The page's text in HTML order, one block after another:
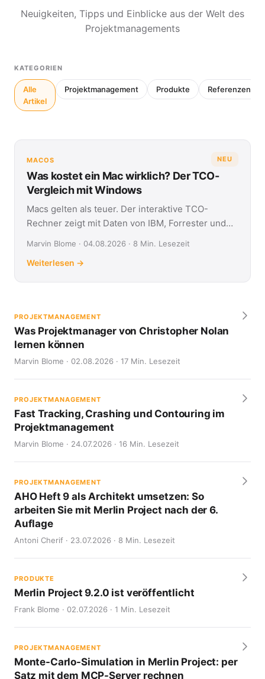
Neuigkeiten, Tipps und Einblicke aus der Welt des
Projektmanagements
KATEGORIEN
Alle
Artikel
Projektmanagement Produkte Referenzen
NEU
MACOS
Was kostet ein Mac wirklich? Der TCO-
Vergleich mit Windows
Macs gelten als teuer. Der interaktive TCO-
Rechner zeigt mit Daten von IBM, Forrester und
Marvin Blome · 04.08.2026 · 8 Min. Lesezeit
Weiterlesen →
PROJEKTMANAGEMENT
Was Projektmanager von Christopher Nolan
lernen können
Marvin Blome · 02.08.2026 · 17 Min. Lesezeit
PROJEKTMANAGEMENT
Fast Tracking, Crashing und Contouring im
Projektmanagement
Marvin Blome · 24.07.2026 · 16 Min. Lesezeit
PROJEKTMANAGEMENT
AHO Heft 9 als Architekt umsetzen: So
arbeiten Sie mit Merlin Project nach der 6.
Auflage
Antoni Cherif · 23.07.2026 · 8 Min. Lesezeit
PRODUKTE
Merlin Project 9.2.0 ist veröffentlicht
Frank Blome · 02.07.2026 · 1 Min. Lesezeit
PROJEKTMANAGEMENT
Monte-Carlo-Simulation in Merlin Project: per
Satz mit dem MCP-Server rechnen